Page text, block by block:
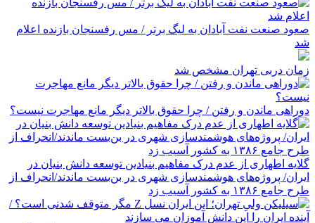
صعود صنعت نفت آبادان به لیگ برتر / مس رفسنجان بازنده اعلام
شد
زمان دربی تهران مشخص شد
دوراهی ماندن و رفتن / چرا حقوق بالاتر دیگر مانع مهاجرت نیست؟
گلایه اطهاری از عدم درک مفاهیم بنیادین توسعه دانش بنیان در
ایران/ پروژه‌های هوشمندسازی شهری در بن‌بست ماندند/انحراف از
طرح جامع ۱۳۸۶ به کشور آسیب زد